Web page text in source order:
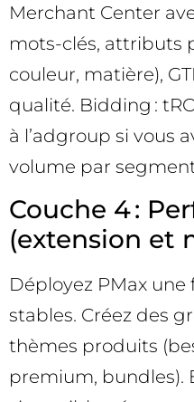
Merchant Center
mots-clés, attributs
couleur, matière),
qualité. Bidding :
à l’adgroup si vous
volume par
Couche 4 :
(extension et
Déployez PMax
stables. Créez des
thèmes produits
premium, bundles).